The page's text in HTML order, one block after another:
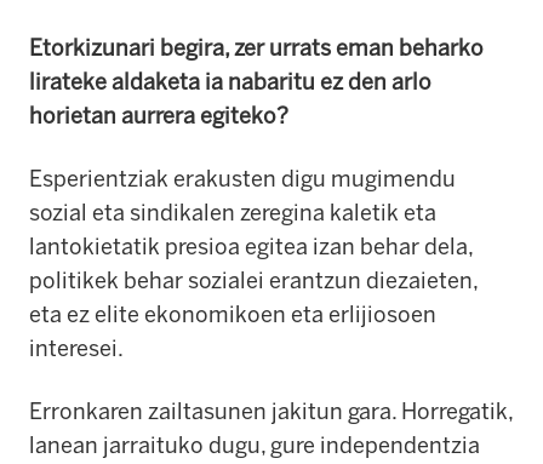
Etorkizunari begira, zer urrats eman beharko
lirateke aldaketa ia nabaritu ez den arlo
horietan aurrera egiteko?
Esperientziak erakusten digu mugimendu
sozial eta sindikalen zeregina kaletik eta
lantokietatik presioa egitea izan behar dela,
politikek behar sozialei erantzun diezaieten,
eta ez elite ekonomikoen eta erlijiosoen
interesei.
Erronkaren zailtasunen jakitun gara. Horregatik,
lanean jarraituko dugu, gure independentzia